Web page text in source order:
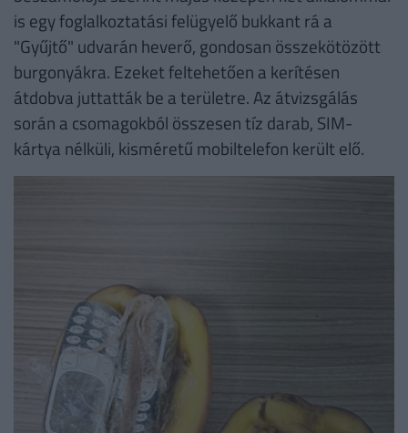
is egy foglalkoztatási felügyelő bukkant rá a
"Gyűjtő" udvarán heverő, gondosan összekötözött
burgonyákra. Ezeket feltehetően a kerítésen
átdobva juttatták be a területre. Az átvizsgálás
során a csomagokból összesen tíz darab, SIM-
kártya nélküli, kisméretű mobiltelefon került elő.